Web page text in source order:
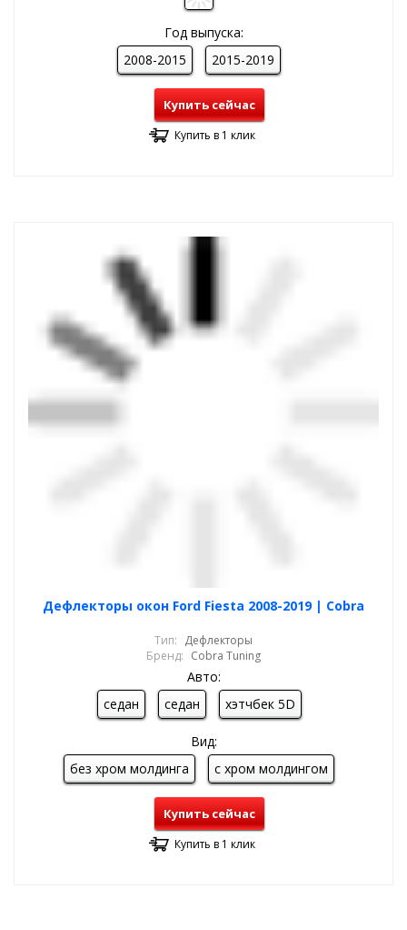
Год выпуска:
2008-2015
2015-2019
Купить сейчас
Купить в 1 клик
Дефлекторы окон Ford Fiesta 2008-2019 | Cobra
Тип: Дефлекторы
Бренд: Cobra Tuning
Авто:
седан
седан хэтчбек 5D
Вид:
без хром молдинга
с хром молдингом
Купить сейчас
Купить в 1 клик